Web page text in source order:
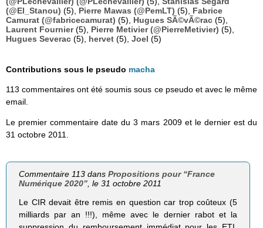
(@El_Stanou) (5), Pierre Mawas (@PemLT) (5), Fabrice
Camurat (@fabricecamurat) (5), Hugues SÃ©vÃ©rac (5),
Laurent Fournier(5), Pierre Metivier (@PierreMetivier) (5),
Hugues Severac (5), hervet (5), Joel (5)
Contributions sous le pseudo macha
113 commentaires ont été soumis sous ce pseudo et avec le même
email.
Le premier commentaire date du 3 mars 2009 et le dernier est du
31 octobre 2011.
Commentaire 113 dansPropositions pour “France
Numérique 2020”, le 31 octobre 2011
Le CIR devait être remis en question car trop coûteux (5
milliards par an !!!), même avec le dernier rabot et la